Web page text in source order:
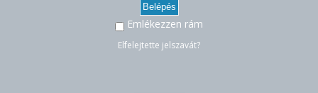
Belépés
Emlékezzen rám
Elfelejtette jelszavát?